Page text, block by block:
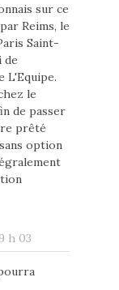
sur ce
Reims, le
Saint-
de
L'Equipe.
le
de passer
prêté
option
h 03